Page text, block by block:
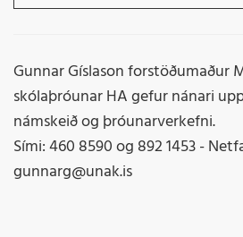
Gunnar Gíslason forstöðumaður
skólaþróunar HA gefur nánari
námskeið og þróunarverkefni.
Sími: 460 8590 og 892 1453 -
gunnarg@unak.is